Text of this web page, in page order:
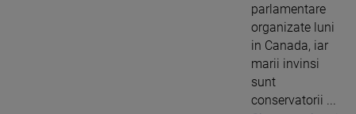
parlamentare
organizate luni
in Canada, iar
marii invinsi
sunt
conservatorii ...